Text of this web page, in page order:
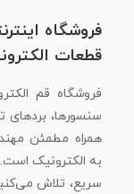
فروشگاه
قطعات
فروشگاه قم
سنسورها، بردهای
همراه مطمئن
به الکترونیک
سریع، تلاش